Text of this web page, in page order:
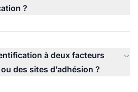
?
à deux facteurs
des sites d’adhésion ?